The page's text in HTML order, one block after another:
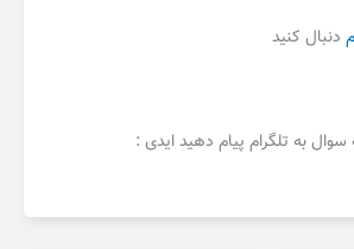
دنبال کنید
به تلگرام پیام دهید ایدی :